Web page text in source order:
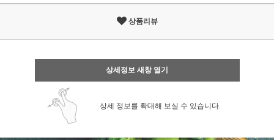
상품리뷰
상세정보 새창 열기
상세 정보를 확대해 보실 수 있습니다.